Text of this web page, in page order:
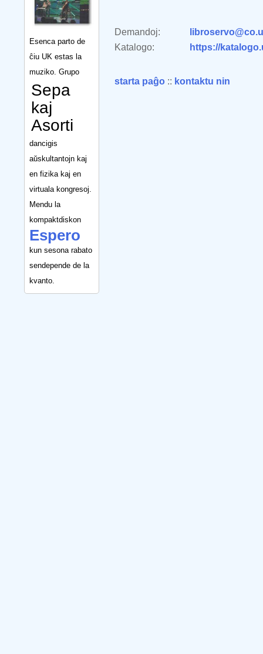
Esenca parto de
ĉiu UK estas la
muziko. Grupo
Sepa
kaj
Asorti
dancigis
aŭskultantojn kaj
en fizika kaj en
virtuala kongresoj.
Mendu la
kompaktdiskon
Espero
kun sesona rabato
sendepende de la
kvanto.
Demandoj:
Katalogo:
https://
starta paĝo :: kontaktu nin